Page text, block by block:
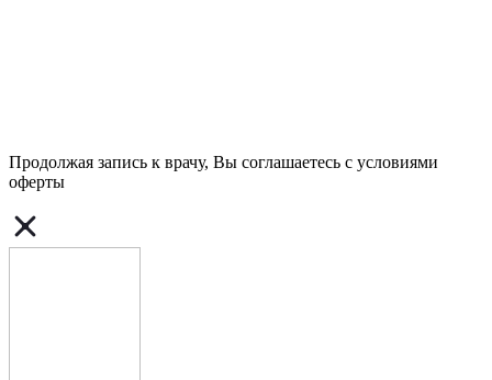
Продолжая запись к врачу, Вы соглашаетесь с условиями
оферты